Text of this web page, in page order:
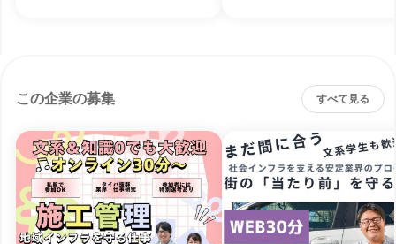
この企業の募集 すべて見る